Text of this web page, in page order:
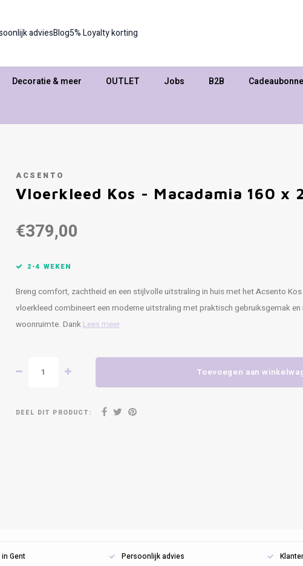
adviesBlog5% Loyalty korting
Decoratie & meer OUTLET Jobs B2B
ACSENTO
Vloerkleed Kos - Macadamia 160 x
€379,00
2-4 WEKEN
Breng comfort, zachtheid en een stijlvolle uitstraling in huis met het Acsento
vloerkleed combineert een moderne uitstraling met praktisch gebruiksgemak
woonruimte. DankLees meer
Toevoegen aan
DEEL DIT PRODUCT:
Gent Persoonlijk advies